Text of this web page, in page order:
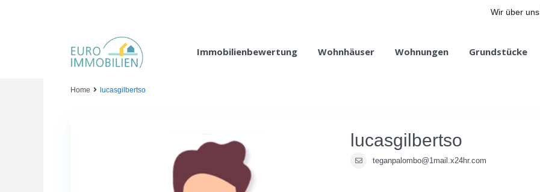
Wir über uns
Immobilienbewertung Wohnhäuser Wohnungen Grundstücke
Home lucasgilbertso
lucasgilbertso
teganpalombo@1mail.x24hr.com